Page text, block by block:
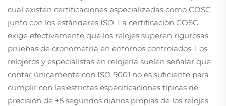
cual existen certificaciones especializadas como COSC
junto con los estándares ISO. La certificación COSC
exige efectivamente que los relojes superen rigurosas
pruebas de cronometría en entornos controlados. Los
relojeros y especialistas en relojería suelen señalar que
contar únicamente con ISO 9001 no es suficiente para
cumplir con las estrictas especificaciones típicas de
precisión de ±5 segundos diarios propias de los relojes